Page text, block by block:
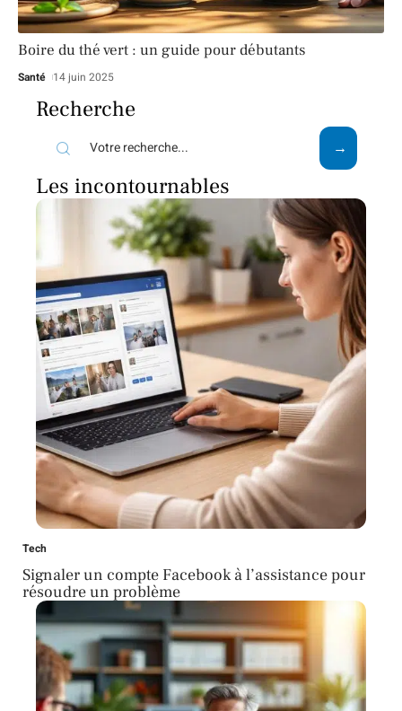
Boire du thé vert : un guide pour débutants
Santé 14 juin 2025
Recherche
Les incontournables
Tech
Signaler un compte Facebook à l’assistance pour
résoudre un problème